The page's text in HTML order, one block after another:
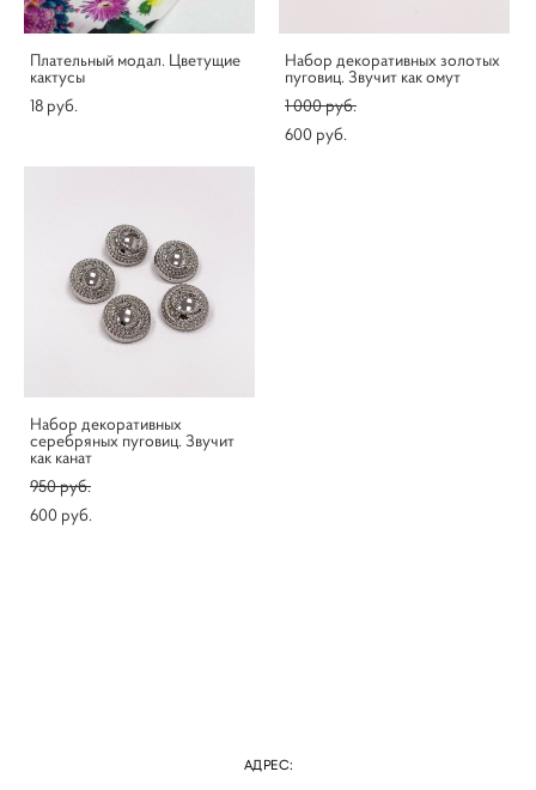
Плательный модал. Цветущие
кактусы
18 pуб.
Набор декоративных золотых
пуговиц. Звучит как омут
1 000 pуб.
600 pуб.
Набор декоративных
серебряных пуговиц. Звучит
как канат
950 pуб.
600 pуб.
АДРЕС: